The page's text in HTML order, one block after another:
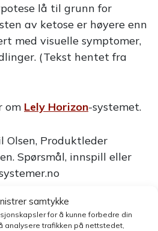
samtykke
for å kunne forbedre din
analysere trafikken på nettstedet,
lå til grunn for
av ketose er høyere enn
med visuelle symptomer,
(Tekst hentet fra
om Lely Horizon-systemet.
Olsen, Produktleder
Spørsmål, innspill eller